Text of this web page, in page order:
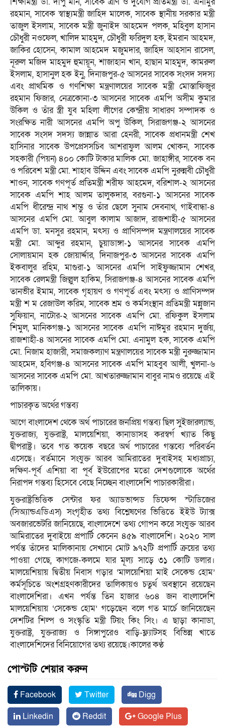
রহমান, সাবেক স্বাস্থ্যমন্ত্রী জাহিদ মালেক, সাবেক স্থানীয় সরকার মন্ত্রী
তাজুল ইসলাম, সাবেক মন্ত্রী জুনাইদ আহমেদ পলক, মহিবুল হাসান
চৌধুরী নওফেল, খালিদ মাহমুদ, চৌধুরী ফরিদুল হক, ইমরান আহমদ,
জাকির হোসেন, কামাল আহমেদ মজুমদার, জাহিদ আহসান রাসেল,
নূরুল মজিদ মাহমুদ হুমায়ূন, শাজাহান খান, হাছান মাহমুদ, কামরুল
ইসলাম, হাসানুল হক ইনু, দিনাজপুর-৫ আসনের সাবেক সংসদ সদস্য
এবং প্রাথমিক ও গণশিক্ষা মন্ত্রণালয়ের সাবেক মন্ত্রী মোস্তাফিজুর
রহমান ফিজার, নেত্রকোনা-৩ আসনের সাবেক এমপি অসীম কুমার
উকিল ও তাঁর স্ত্রী যুব মহিলা লীগের কেন্দ্রীয় সাধারণ সম্পাদক ও
সংরক্ষিত নারী আসনের এমপি অপু উকিল, সিরাজগঞ্জ-২ আসনের
সাবেক সংসদ সদস্য জান্নাত আরা হেনরী, সাবেক প্রধানমন্ত্রী শেখ
হাসিনার সাবেক উপপ্রেসসচিব আশরাফুল আলম খোকন, সাবেক
সহকারী (পিয়ন) ৪০০ কোটি টাকার মালিক মো. জাহাঙ্গীর, সাবেক বন
ও পরিবেশ মন্ত্রী মো. শাহাব উদ্দিন এবং সাবেক এমপি নুরুন্নবী চৌধুরী
শাওন, সাবেক গণপূর্ত প্রতিমন্ত্রী শরীফ আহমেদ, বরিশাল-২ আসনের
সাবেক এমপি শাহ আলম তালুকদার, বরগুনা-১ আসনের সাবেক
এমপি ধীরেন্দ্র নাথ শম্ভু ও তাঁর ছেলে সুনাম দেবনাথ, গাইবান্ধা-৪
আসনের এমপি মো. আবুল কালাম আজাদ, রাজশাহী-৫ আসনের
এমপি ডা. মনসুর রহমান, মৎস্য ও প্রাণিসম্পদ মন্ত্রণালয়ের সাবেক
মন্ত্রী মো. আব্দুর রহমান, চুয়াডাঙ্গা-১ আসনের সাবেক এমপি
সোলায়মান হক জোয়ার্দ্দার, দিনাজপুর-৩ আসনের সাবেক এমপি
ইকবালুর রহিম, মাগুরা-১ আসনের এমপি সাইফুজ্জামান শেখর,
সাবেক রেলমন্ত্রী জিল্লুল হাকিম, সিরাজগঞ্জ-৪ আসনের সাবেক এমপি
তানভীর ইমাম, সাবেক গৃহায়ণ ও গণপূর্ত এবং মৎস্য ও প্রাণিসম্পদ
মন্ত্রী শ ম রেজাউল করিম, সাবেক শ্রম ও কর্মসংস্থান প্রতিমন্ত্রী মন্নুজান
সুফিয়ান, নাটোর-২ আসনের সাবেক এমপি মো. রফিকুল ইসলাম
শিমুল, মানিকগঞ্জ-১ আসনের সাবেক এমপি নাঈমুর রহমান দুর্জয়,
রাজশাহী-৪ আসনের সাবেক এমপি মো. এনামুল হক, সাবেক এমপি
মো. নিজাম হাজারী, সমাজকল্যাণ মন্ত্রণালয়ের সাবেক মন্ত্রী নুরুজ্জামান
আহমেদ, হবিগঞ্জ-৪ আসনের সাবেক এমপি মাহবুব আলী, খুলনা-৬
আসনের সাবেক এমপি মো. আখতারুজ্জামান বাবুর নামও রয়েছে এই
তালিকায়।
পাচারকৃত অর্থের গন্তব্য
আগে বাংলাদেশ থেকে অর্থ পাচারের জনপ্রিয় গন্তব্য ছিল সুইজারল্যান্ড,
যুক্তরাজ্য, যুক্তরাষ্ট্র, মালয়েশিয়া, কানাডাসহ করস্বর্গ খ্যাত কিছু
দ্বীপরাষ্ট্র। তবে গত কয়েক বছরে অর্থ পাচারের গন্তব্যে পরিবর্তন
এসেছে। বর্তমানে সংযুক্ত আরব আমিরাতের দুবাইসহ মধ্যপ্রাচ্য,
দক্ষিণ-পূর্ব এশিয়া বা পূর্ব ইউরোপের মতো দেশগুলোকে অর্থের
নিরাপদ গন্তব্য হিসেবে বেছে নিচ্ছেন বাংলাদেশি পাচারকারীরা।
যুক্তরাষ্ট্রভিত্তিক সেন্টার ফর অ্যাডভান্সড ডিফেন্স স্টাডিজের
(সিঅ্যান্ডএডিএস) সংগৃহীত তথ্য বিশ্লেষণের ভিত্তিতে ইইউ ট্যাক্স
অবজারভেটরি জানিয়েছে, বাংলাদেশে তথ্য গোপন করে সংযুক্ত আরব
আমিরাতের দুবাইয়ে প্রপার্টি কেনেন ৪৫৯ বাংলাদেশি। ২০২০ সাল
পর্যন্ত তাঁদের মালিকানায় সেখানে মোট ৯৭২টি প্রপার্টি ক্রয়ের তথ্য
পাওয়া গেছে, কাগজে-কলমে যার মূল্য সাড়ে ৩১ কোটি ডলার।
মালয়েশিয়ায় দ্বিতীয় নিবাস গড়ার ‘মালয়েশিয়া মাই সেকেন্ড হোম’
কর্মসূচিতে অংশগ্রহণকারীদের তালিকায়ও চতুর্থ অবস্থানে রয়েছেন
বাংলাদেশিরা। এখন পর্যন্ত তিন হাজার ৬০৪ জন বাংলাদেশি
মালয়েশিয়ায় ‘সেকেন্ড হোম’ গড়েছেন বলে গত মার্চে জানিয়েছেন
দেশটির শিল্প ও সংস্কৃতি মন্ত্রী টিয়ং কিং সিং। এ ছাড়া কানাডা,
যুক্তরাষ্ট্র, যুক্তরাজ্য ও সিঙ্গাপুরেও বাড়ি-ফ্ল্যাটসহ বিভিন্ন খাতে
বাংলাদেশিদের বিনিয়োগের তথ্য রয়েছে।কালের কণ্ঠ
পোস্টটি শেয়ার করুন
Facebook Twitter
Digg
Linkedin
Reddit
Google Plus